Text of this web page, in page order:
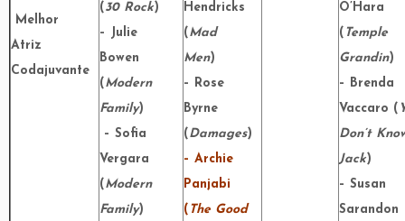
Melhor
Atriz
Codajuvante
(30 Rock)
– Julie
Bowen
(Modern
Family)
– Sofia
Vergara
(Modern
Family)
Hendricks
(Mad
Men)
– Rose
Byrne
(Damages)
– Archie
Panjabi
( The Good
O’Hara
( Temple
Grandin)
– Brenda
Vaccaro (
Don’t
Jack)
– Susan
Sarandon